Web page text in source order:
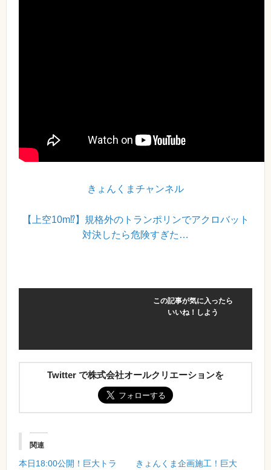
きょんくまチャンネル
【上空10m⁉︎】規格外のトランポリンでアクロバット
対決したら危険すぎた…
この記事が気に入ったら
いいね！しよう
Twitter で株式会社オールクリエーションを
関連
本日18:00公開！巨大トラ
きょんくま企画施工！巨大